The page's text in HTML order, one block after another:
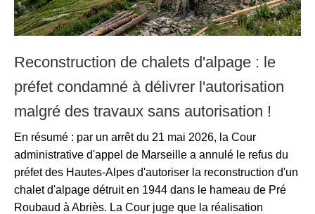
Reconstruction de chalets d'alpage : le
préfet condamné à délivrer l'autorisation
malgré des travaux sans autorisation !
En résumé : par un arrêt du 21 mai 2026, la Cour
administrative d'appel de Marseille a annulé le refus du
préfet des Hautes-Alpes d'autoriser la reconstruction d'un
chalet d'alpage détruit en 1944 dans le hameau de Pré
Roubaud à Abriès. La Cour juge que la réalisation